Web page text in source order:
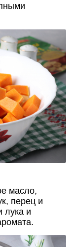
масло,
перец и
лука и